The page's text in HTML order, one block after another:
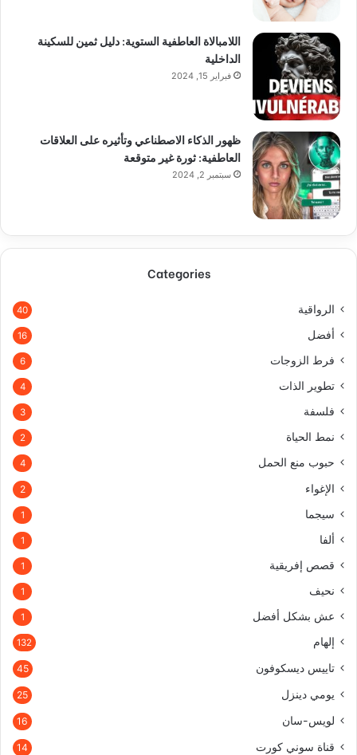
اللامبالاة العاطفية الستوية: دليل ثمين للسكينة
الداخلية
فبراير 15, 2024
ظهور الذكاء الاصطناعي وتأثيره على العلاقات
العاطفية: ثورة غير متوقعة
سبتمبر 2, 2024
Categories
الرواقية 40
أفضل 16
فرط الزوجات 6
تطوير الذات 4
فلسفة 3
نمط الحياة 2
حبوب منع الحمل 4
الإغواء 2
سيجما 1
ألفا 1
قصص إفريقية 1
نحيف 1
عش بشكل أفضل 1
إلهام 132
تاييس ديسكوفون 45
يومي دينزل 25
لويس-سان 16
قناة سوني كورت 14